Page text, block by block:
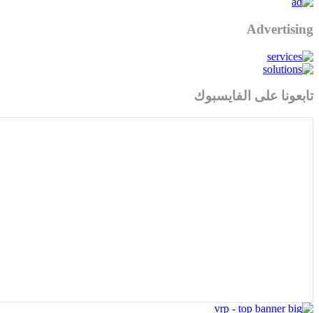
Advertising
تابعونا على الفايسبوك